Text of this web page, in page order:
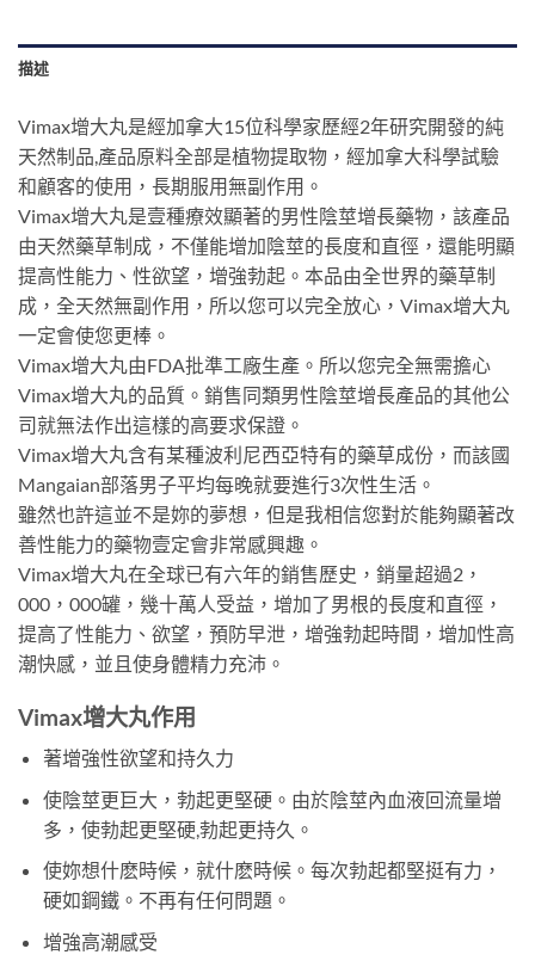
描述
Vimax增大丸是經加拿大15位科學家歷經2年研究開發的純
天然制品,產品原料全部是植物提取物，經加拿大科學試驗
和顧客的使用，長期服用無副作用。
Vimax增大丸是壹種療效顯著的男性陰莖增長藥物，該產品
由天然藥草制成，不僅能增加陰莖的長度和直徑，還能明顯
提高性能力、性欲望，增強勃起。本品由全世界的藥草制
成，全天然無副作用，所以您可以完全放心，Vimax增大丸
一定會使您更棒。
Vimax增大丸由FDA批準工廠生產。所以您完全無需擔心
Vimax增大丸的品質。銷售同類男性陰莖增長產品的其他公
司就無法作出這樣的高要求保證。
Vimax增大丸含有某種波利尼西亞特有的藥草成份，而該國
Mangaian部落男子平均每晚就要進行3次性生活。
雖然也許這並不是妳的夢想，但是我相信您對於能夠顯著改
善性能力的藥物壹定會非常感興趣。
Vimax增大丸在全球已有六年的銷售歷史，銷量超過2，
000，000罐，幾十萬人受益，增加了男根的長度和直徑，
提高了性能力、欲望，預防早泄，增強勃起時間，增加性高
潮快感，並且使身體精力充沛。
Vimax增大丸作用
著增強性欲望和持久力
使陰莖更巨大，勃起更堅硬。由於陰莖內血液回流量增
多，使勃起更堅硬,勃起更持久。
使妳想什麽時候，就什麽時候。每次勃起都堅挺有力，
硬如鋼鐵。不再有任何問題。
增強高潮感受